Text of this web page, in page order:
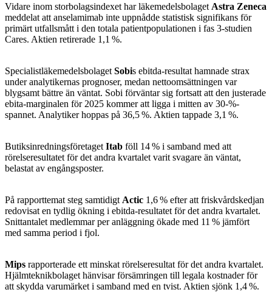
Vidare inom storbolagsindexet har läkemedelsbolaget Astra Zeneca
meddelat att anselamimab inte uppnådde statistisk signifikans för
primärt utfallsmått i den totala patientpopulationen i fas 3-studien
Cares. Aktien retirerade 1,1 %.
Specialistläkemedelsbolaget Sobis ebitda-resultat hamnade strax
under analytikernas prognoser, medan nettoomsättningen var
blygsamt bättre än väntat. Sobi förväntar sig fortsatt att den justerade
ebita-marginalen för 2025 kommer att ligga i mitten av 30-%-
spannet. Analytiker hoppas på 36,5 %. Aktien tappade 3,1 %.
Butiksinredningsföretaget Itab föll 14 % i samband med att
rörelseresultatet för det andra kvartalet varit svagare än väntat,
belastat av engångsposter.
På rapporttemat steg samtidigt Actic 1,6 % efter att friskvårdskedjan
redovisat en tydlig ökning i ebitda-resultatet för det andra kvartalet.
Snittantalet medlemmar per anläggning ökade med 11 % jämfört
med samma period i fjol.
Mips rapporterade ett minskat rörelseresultat för det andra kvartalet.
Hjälmteknikbolaget hänvisar försämringen till legala kostnader för
att skydda varumärket i samband med en tvist. Aktien sjönk 1,4 %.